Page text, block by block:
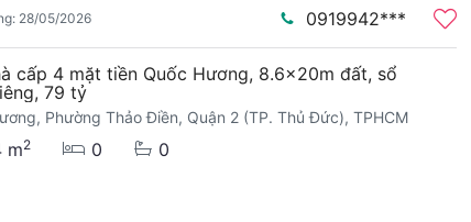
28/05/2026 0919942***
cấp 4 mặt tiền Quốc Hương, 8.6x20m đất, sổ
79 tỷ
Phường Thảo Điền, Quận 2 (TP. Thủ Đức), TPHCM
m2 0 0